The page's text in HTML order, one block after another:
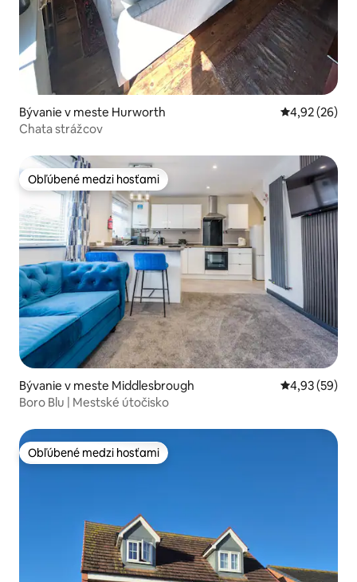
Bývanie v meste Hurworth Priemerné
4,92 (26)
Chata strážcov
Obľúbené medzi hosťami
Obľúbené medzi hosťami
Bývanie v meste Middlesbrough Priemerné
4,93 (59)
Boro Blu | Mestské útočisko
Obľúbené medzi hosťami
Obľúbené medzi hosťami